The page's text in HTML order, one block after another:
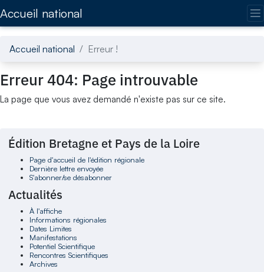
Accueil national
Accueil national Erreur !
Erreur 404: Page introuvable
La page que vous avez demandé n'existe pas sur ce site.
Édition Bretagne et Pays de la Loire
Page d'accueil de l'édition régionale
Dernière lettre envoyée
S'abonner/se désabonner
Actualités
À l'affiche
Informations régionales
Dates Limites
Manifestations
Potentiel Scientifique
Rencontres Scientifiques
Archives